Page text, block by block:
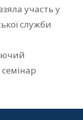
участь у
служби